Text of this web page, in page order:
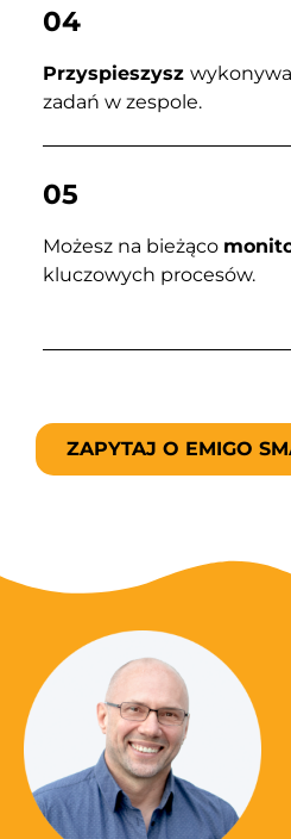
04
Przyspieszysz
zadań w zespole.
05
Możesz na bieżąco
kluczowych procesów.
ZAPYTAJ O EMIGO